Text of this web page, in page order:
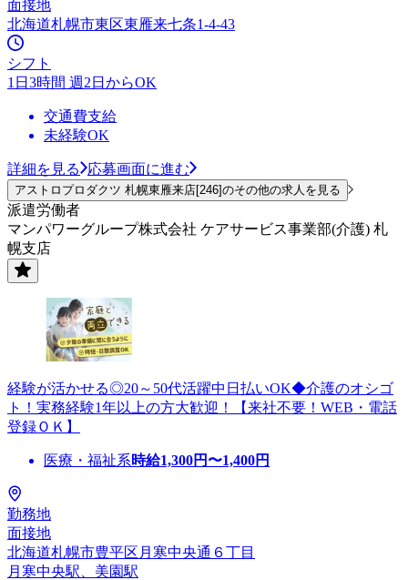
面接地
北海道札幌市東区東雁来七条1-4-43
シフト
1日3時間 週2日からOK
交通費支給
未経験OK
詳細を見る 応募画面に進む
アストロプロダクツ 札幌東雁来店[246]のその他の求人を見る
派遣労働者
マンパワーグループ株式会社 ケアサービス事業部(介護) 札
幌支店
経験が活かせる◎20～50代活躍中日払いOK◆介護のオシゴ
ト！実務経験1年以上の方大歓迎！【来社不要！WEB・電話
登録ＯＫ】
医療・福祉系時給1,300円〜1,400円
勤務地
面接地
北海道札幌市豊平区月寒中央通６丁目
月寒中央駅、美園駅